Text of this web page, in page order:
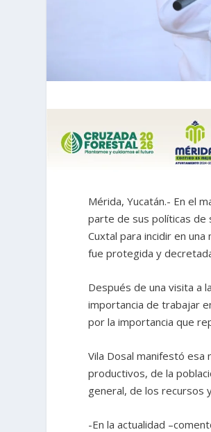
Mérida, Yucatán.- En el
parte de sus políticas de
Cuxtal para incidir en
fue protegida y
Después de una visita a
importancia de trabajar
por la importancia que
Vila Dosal manifestó esa
productivos, de la
general, de los recursos
-En la actualidad